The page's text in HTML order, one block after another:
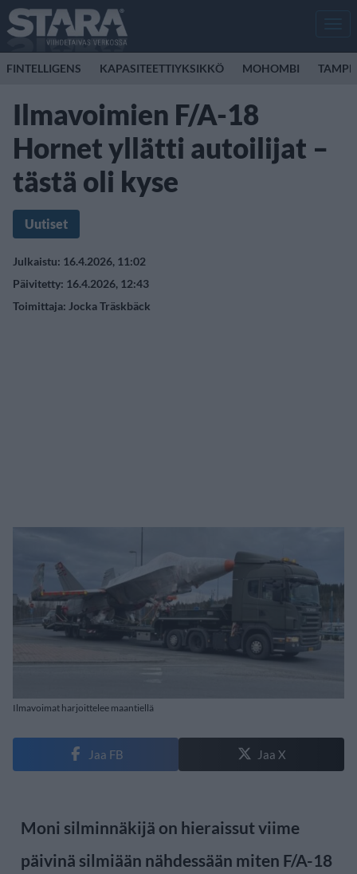
FINTELLIGENS KAPASITEETTIYKSIKKÖ MOHOMBI
Ilmavoimien F/A-18
Hornet yllätti autoilijat –
tästä oli kyse
Uutiset
Julkaistu: 16.4.2026, 11:02
Päivitetty: 16.4.2026, 12:43
Toimittaja: Jocka Träskbäck
Ilmavoimat harjoittelee maantiellä
Jaa FB Jaa X
Moni silminnäkijä on hieraissut viime
päivinä silmiään nähdessään miten F/A-18